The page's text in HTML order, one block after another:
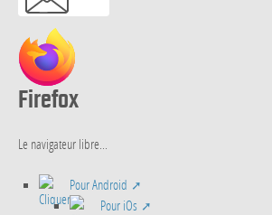
Firefox
Le navigateur libre...
Pour Android
Pour iOs